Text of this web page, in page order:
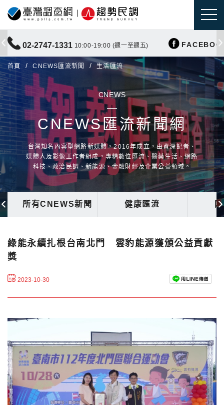
02-2747-1331 10:00-19:00 (週一至週五)
首頁 CNEWS匯流新聞 生活匯流
CNEWS
CNEWS匯流新聞網
台灣知名內容型網路新媒體，2016年成立，由資深記者、
媒體人及影像工作者組成，專精數位匯流、醫藥生活、網路
科技、政治民調、新能源、金融財經及企業公益領域。
所有CNEWS新聞 健康匯流
綠能永續扎根台南北門 雲豹能源獲頒公益貢獻
獎
2023-10-30